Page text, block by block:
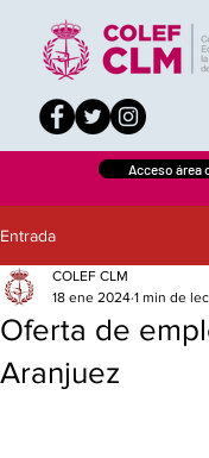
Acceso área
Entrada
Oferta de
Aranjuez
COLEF CLM
18 ene 2024 1 min de